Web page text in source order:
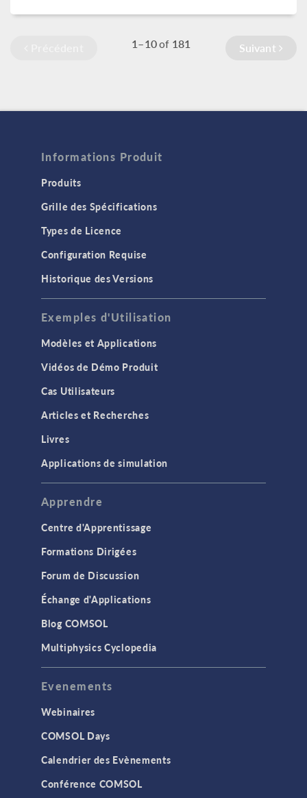
1–10of 181 Suivant
Informations Produit
Produits
Grille des Spécifications
Types de Licence
Configuration Requise
Historique des Versions
Exemples d'Utilisation
Modèles et Applications
Vidéos de Démo Produit
Cas Utilisateurs
Articles et Recherches
Livres
Applications de simulation
Apprendre
Centre d'Apprentissage
Formations Dirigées
Forum de Discussion
Échange d'Applications
Blog COMSOL
Multiphysics Cyclopedia
Evenements
Webinaires
COMSOL Days
Calendrier des Evènements
Conférence COMSOL